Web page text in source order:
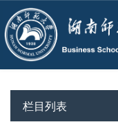
栏目列表